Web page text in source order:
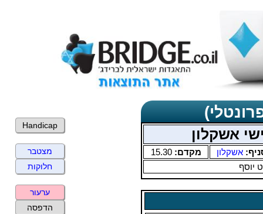
אשקלון
אשקלון מקדם:15.30
יוסף
Handicap
מצטבר
חלוקות
ערעור
הדפסה